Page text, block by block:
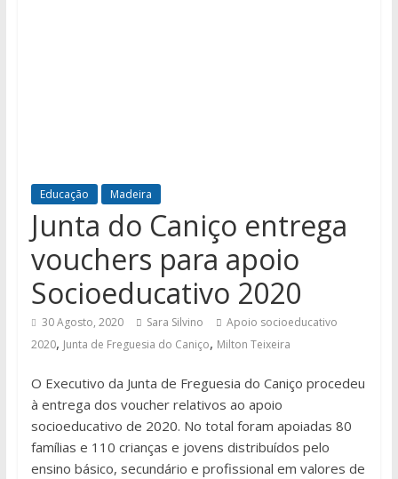
Educação Madeira
Junta do Caniço entrega
vouchers para apoio
Socioeducativo 2020
30 Agosto, 2020 Sara Silvino
Apoio socioeducativo
2020, Junta de Freguesia do Caniço, Milton Teixeira
O Executivo da Junta de Freguesia do Caniço procedeu
à entrega dos voucher relativos ao apoio
socioeducativo de 2020. No total foram apoiadas 80
famílias e 110 crianças e jovens distribuídos pelo
ensino básico, secundário e profissional em valores de